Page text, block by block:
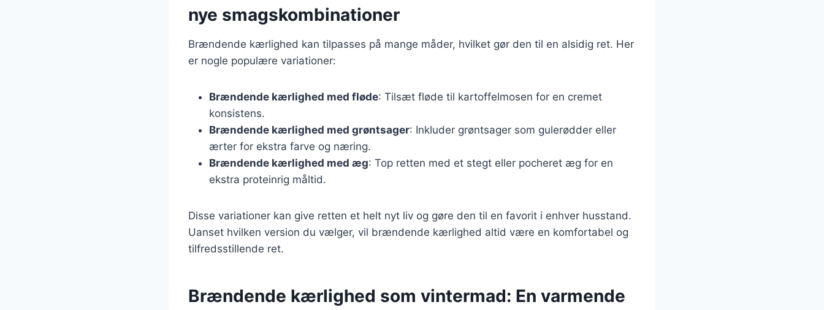
nye smagskombinationer
Brændende kærlighed kan tilpasses på mange måder, hvilket gør den til en alsidig ret. Her
er nogle populære variationer:
Brændende kærlighed med fløde: Tilsæt fløde til kartoffelmosen for en cremet
konsistens.
Brændende kærlighed med grøntsager: Inkluder grøntsager som gulerødder eller
ærter for ekstra farve og næring.
Brændende kærlighed med æg: Top retten med et stegt eller pocheret æg for en
ekstra proteinrig måltid.
Disse variationer kan give retten et helt nyt liv og gøre den til en favorit i enhver husstand.
Uanset hvilken version du vælger, vil brændende kærlighed altid være en komfortabel og
tilfredsstillende ret.
Brændende kærlighed som vintermad: En varmende